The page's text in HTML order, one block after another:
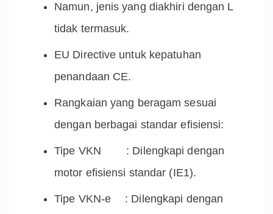
Namun, jenis yang diakhiri dengan L
tidak termasuk.
EU Directive untuk kepatuhan
penandaan CE.
Rangkaian yang beragam sesuai
dengan berbagai standar efisiensi:
Tipe VKN : Dilengkapi dengan
motor efisiensi standar (IE1).
Tipe VKN-e : Dilengkapi dengan